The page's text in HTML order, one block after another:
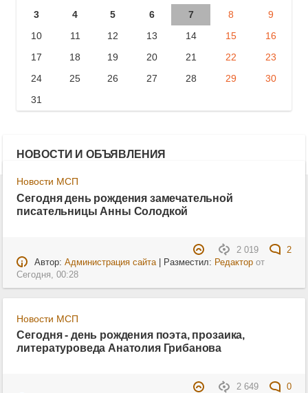
3
4 5 6 7 8
9
10
11 12 13 14 15
16
17
18 19 20 21 22
23
24
25 26 27 28 29
30
31
НОВОСТИ И ОБЪЯВЛЕНИЯ
Новости МСП
Сегодня день рождения замечательной
писательницы Анны Солодкой
2 019
2
Автор: Администрация сайта| Разместил: Редакторот
Сегодня, 00:28
Новости МСП
Сегодня - день рождения поэта, прозаика,
литературоведа Анатолия Грибанова
2 649
0